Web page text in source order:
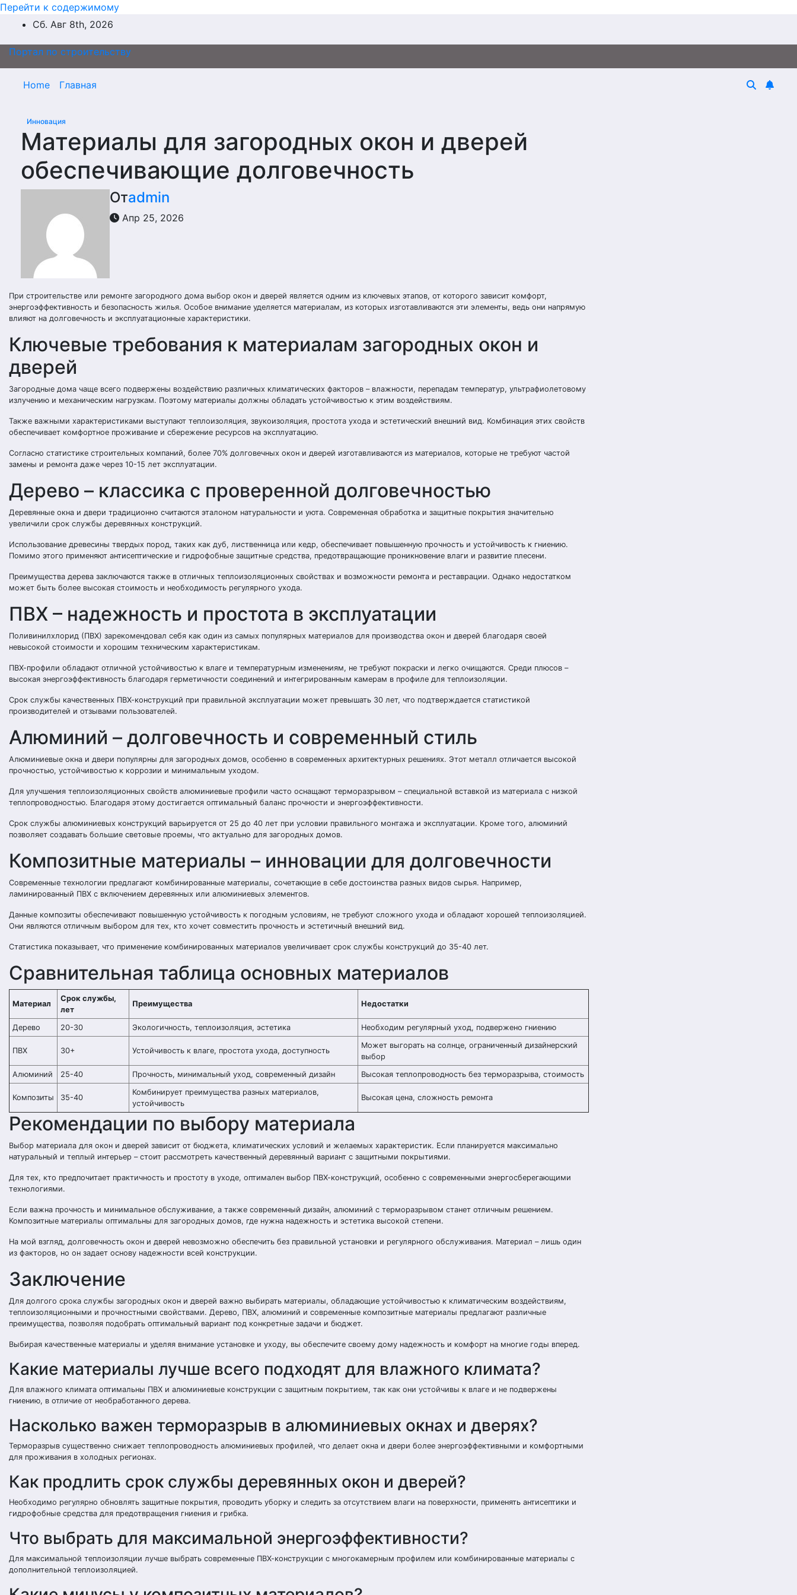
Перейти к содержимому
Сб. Авг 8th, 2026
Портал по строительству
Home Главная
Инновация
Материалы для загородных окон и дверей
обеспечивающие долговечность
Отadmin
Апр 25, 2026
При строительстве или ремонте загородного дома выбор окон и дверей является одним из ключевых этапов, от которого зависит комфорт,
энергоэффективность и безопасность жилья. Особое внимание уделяется материалам, из которых изготавливаются эти элементы, ведь они напрямую
влияют на долговечность и эксплуатационные характеристики.
Ключевые требования к материалам загородных окон и
дверей
Загородные дома чаще всего подвержены воздействию различных климатических факторов – влажности, перепадам температур, ультрафиолетовому
излучению и механическим нагрузкам. Поэтому материалы должны обладать устойчивостью к этим воздействиям.
Также важными характеристиками выступают теплоизоляция, звукоизоляция, простота ухода и эстетический внешний вид. Комбинация этих свойств
обеспечивает комфортное проживание и сбережение ресурсов на эксплуатацию.
Согласно статистике строительных компаний, более 70% долговечных окон и дверей изготавливаются из материалов, которые не требуют частой
замены и ремонта даже через 10-15 лет эксплуатации.
Дерево – классика с проверенной долговечностью
Деревянные окна и двери традиционно считаются эталоном натуральности и уюта. Современная обработка и защитные покрытия значительно
увеличили срок службы деревянных конструкций.
Использование древесины твердых пород, таких как дуб, лиственница или кедр, обеспечивает повышенную прочность и устойчивость к гниению.
Помимо этого применяют антисептические и гидрофобные защитные средства, предотвращающие проникновение влаги и развитие плесени.
Преимущества дерева заключаются также в отличных теплоизоляционных свойствах и возможности ремонта и реставрации. Однако недостатком
может быть более высокая стоимость и необходимость регулярного ухода.
ПВХ – надежность и простота в эксплуатации
Поливинилхлорид (ПВХ) зарекомендовал себя как один из самых популярных материалов для производства окон и дверей благодаря своей
невысокой стоимости и хорошим техническим характеристикам.
ПВХ-профили обладают отличной устойчивостью к влаге и температурным изменениям, не требуют покраски и легко очищаются. Среди плюсов –
высокая энергоэффективность благодаря герметичности соединений и интегрированным камерам в профиле для теплоизоляции.
Срок службы качественных ПВХ-конструкций при правильной эксплуатации может превышать 30 лет, что подтверждается статистикой
производителей и отзывами пользователей.
Алюминий – долговечность и современный стиль
Алюминиевые окна и двери популярны для загородных домов, особенно в современных архитектурных решениях. Этот металл отличается высокой
прочностью, устойчивостью к коррозии и минимальным уходом.
Для улучшения теплоизоляционных свойств алюминиевые профили часто оснащают терморазрывом – специальной вставкой из материала с низкой
теплопроводностью. Благодаря этому достигается оптимальный баланс прочности и энергоэффективности.
Срок службы алюминиевых конструкций варьируется от 25 до 40 лет при условии правильного монтажа и эксплуатации. Кроме того, алюминий
позволяет создавать большие световые проемы, что актуально для загородных домов.
Композитные материалы – инновации для долговечности
Современные технологии предлагают комбинированные материалы, сочетающие в себе достоинства разных видов сырья. Например,
ламинированный ПВХ с включением деревянных или алюминиевых элементов.
Данные композиты обеспечивают повышенную устойчивость к погодным условиям, не требуют сложного ухода и обладают хорошей теплоизоляцией.
Они являются отличным выбором для тех, кто хочет совместить прочность и эстетичный внешний вид.
Статистика показывает, что применение комбинированных материалов увеличивает срок службы конструкций до 35-40 лет.
Сравнительная таблица основных материалов
Материал
Срок службы,
лет
Преимущества Недостатки
Дерево 20-30 Экологичность, теплоизоляция, эстетика Необходим регулярный уход, подвержено гниению
ПВХ 30+ Устойчивость к влаге, простота ухода, доступность
Может выгорать на солнце, ограниченный дизайнерский
выбор
Алюминий
25-40 Прочность, минимальный уход, современный дизайн Высокая теплопроводность без терморазрыва, стоимость
Композиты 35-40
Комбинирует преимущества разных материалов,
устойчивость
Высокая цена, сложность ремонта
Рекомендации по выбору материала
Выбор материала для окон и дверей зависит от бюджета, климатических условий и желаемых характеристик. Если планируется максимально
натуральный и теплый интерьер – стоит рассмотреть качественный деревянный вариант с защитными покрытиями.
Для тех, кто предпочитает практичность и простоту в уходе, оптимален выбор ПВХ-конструкций, особенно с современными энергосберегающими
технологиями.
Если важна прочность и минимальное обслуживание, а также современный дизайн, алюминий с терморазрывом станет отличным решением.
Композитные материалы оптимальны для загородных домов, где нужна надежность и эстетика высокой степени.
На мой взгляд, долговечность окон и дверей невозможно обеспечить без правильной установки и регулярного обслуживания. Материал – лишь один
из факторов, но он задает основу надежности всей конструкции.
Заключение
Для долгого срока службы загородных окон и дверей важно выбирать материалы, обладающие устойчивостью к климатическим воздействиям,
теплоизоляционными и прочностными свойствами. Дерево, ПВХ, алюминий и современные композитные материалы предлагают различные
преимущества, позволяя подобрать оптимальный вариант под конкретные задачи и бюджет.
Выбирая качественные материалы и уделяя внимание установке и уходу, вы обеспечите своему дому надежность и комфорт на многие годы вперед.
Какие материалы лучше всего подходят для влажного климата?
Для влажного климата оптимальны ПВХ и алюминиевые конструкции с защитным покрытием, так как они устойчивы к влаге и не подвержены
гниению, в отличие от необработанного дерева.
Насколько важен терморазрыв в алюминиевых окнах и дверях?
Терморазрыв существенно снижает теплопроводность алюминиевых профилей, что делает окна и двери более энергоэффективными и комфортными
для проживания в холодных регионах.
Как продлить срок службы деревянных окон и дверей?
Необходимо регулярно обновлять защитные покрытия, проводить уборку и следить за отсутствием влаги на поверхности, применять антисептики и
гидрофобные средства для предотвращения гниения и грибка.
Что выбрать для максимальной энергоэффективности?
Для максимальной теплоизоляции лучше выбрать современные ПВХ-конструкции с многокамерным профилем или комбинированные материалы с
дополнительной теплоизоляцией.